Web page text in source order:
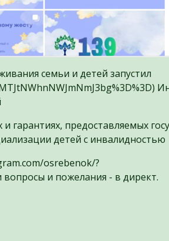
семьи и детей запустил
гарантиях, предоставляемых
детей с инвалидностью
osrebenok/?
вопросы и пожелания - в директ.